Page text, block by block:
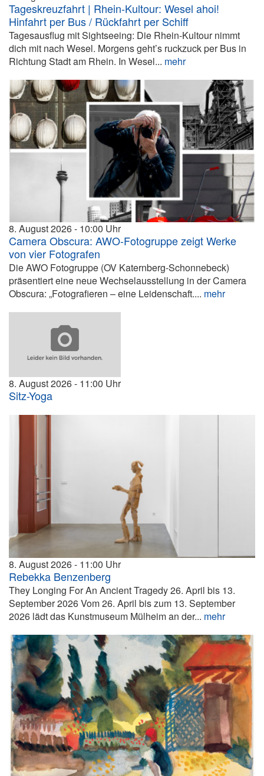
Tageskreuzfahrt | Rhein-Kultour: Wesel ahoi!
Hinfahrt per Bus / Rückfahrt per Schiff
Tagesausflug mit Sightseeing: Die Rhein-Kultour nimmt
dich mit nach Wesel. Morgens geht’s ruckzuck per Bus in
Richtung Stadt am Rhein. In Wesel... mehr
8. August 2026 10:00
Camera Obscura: AWO-Fotogruppe zeigt Werke
von vier Fotografen
Die AWO Fotogruppe (OV Katernberg-Schonnebeck)
präsentiert eine neue Wechselausstellung in der Camera
Obscura: „Fotografieren – eine Leidenschaft.... mehr
8. August 2026 11:00
Sitz-Yoga
8. August 2026 11:00
Rebekka Benzenberg
They Longing For An Ancient Tragedy 26. April bis 13.
September 2026 Vom 26. April bis zum 13. September
2026 lädt das Kunstmuseum Mülheim an der... mehr